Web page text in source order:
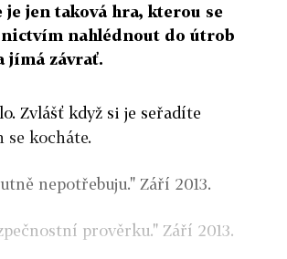
jen taková hra, kterou se
nahlédnout do útrob
jímá závrať.
Zvlášť když si je seřadíte
se kocháte.
nepotřebuju." Září 2013.
prověrku." Září 2013.